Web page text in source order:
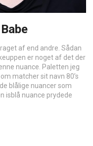
af end andre. Sådan
er noget af det der
nuance. Paletten jeg
matcher sit navn 80’s
blålige nuancer som
isblå nuance prydede